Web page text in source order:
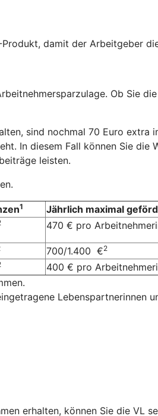
damit der Arbeitgeber
Ob Sie
sind nochmal 70 Euro
In diesem Fall können Sie die
leisten.
1 Jährlich maximal
470 € pro
700/1.400 €2
400 € pro
Lebenspartnerinnen
erhalten, können Sie die VL